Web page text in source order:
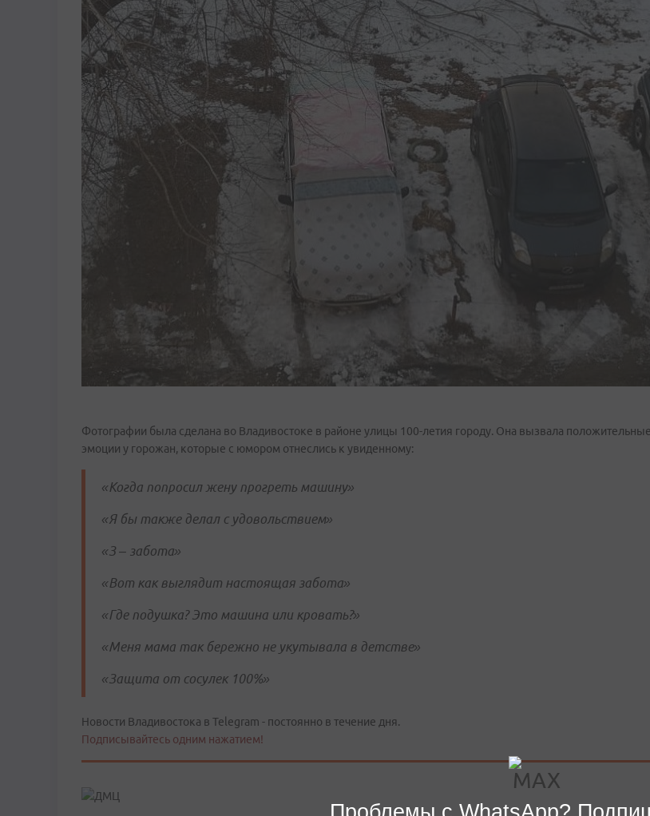
Фотографии была сделана во Владивостоке в районе улицы 100-летия городу. Она вызвала положительные
эмоции у горожан, которые с юмором отнеслись к увиденному:
«Когда попросил жену прогреть машину»
«Я бы также делал с удовольствием»
«З – забота»
«Вот как выглядит настоящая забота»
«Где подушка? Это машина или кровать?»
«Меня мама так бережно не укутывала в детстве»
«Защита от сосулек 100%»
Новости Владивостока в Telegram - постоянно в течение дня.
Подписывайтесь одним нажатием!